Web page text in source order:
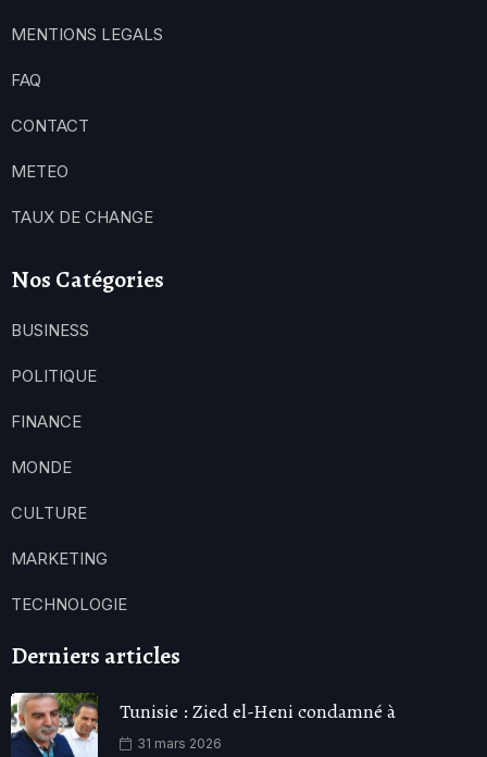
MENTIONS LEGALS
FAQ
CONTACT
METEO
TAUX DE CHANGE
Nos Catégories
BUSINESS
POLITIQUE
FINANCE
MONDE
CULTURE
MARKETING
TECHNOLOGIE
Derniers articles
Tunisie : Zied el-Heni condamné à
31 mars 2026